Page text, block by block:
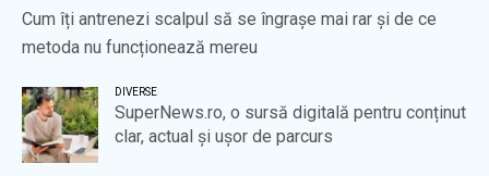
Cum îți antrenezi scalpul să se îngrașe mai rar și de ce
metoda nu funcționează mereu
DIVERSE
SuperNews.ro, o sursă digitală pentru conținut
clar, actual și ușor de parcurs